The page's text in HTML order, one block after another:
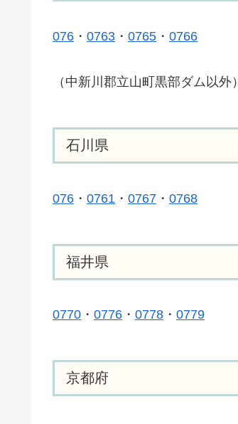
076 ・ 0763 ・ 0765 ・ 0766
（中新川郡立山町黒部ダム以外）
石川県
076 ・ 0761 ・ 0767 ・ 0768
福井県
0770 ・ 0776 ・ 0778 ・ 0779
京都府